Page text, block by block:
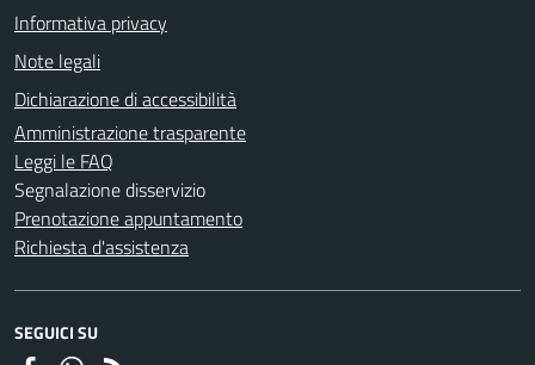
Informativa privacy
Note legali
Dichiarazione di accessibilità
Amministrazione trasparente
Leggi le FAQ
Segnalazione disservizio
Prenotazione appuntamento
Richiesta d'assistenza
SEGUICI SU